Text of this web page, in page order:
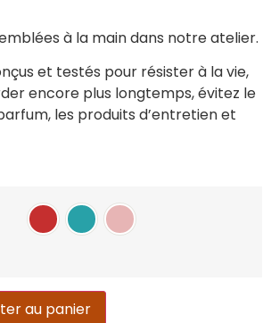
à la main dans notre atelier.
et testés pour résister à la vie,
encore plus longtemps, évitez le
les produits d’entretien et
Multi Turquoise
Rose
au panier